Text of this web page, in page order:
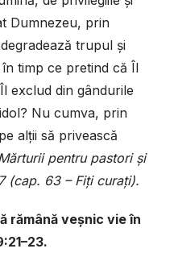
Dumnezeu, prin
trupul și
timp ce pretind că Îl
exclud din gândurile
Nu cumva, prin
alții să privească
pentru pastori și
(cap. 63 – Fiți curați).
rămână veșnic vie în